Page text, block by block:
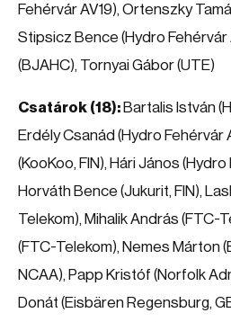
Fehérvár AV19), Ortenszky
Stipsicz Bence (Hydro Fehérvár
(BJAHC), Tornyai Gábor (UTE)
Csatárok (18): Bartalis István
Erdély Csanád (Hydro Fehérvár
(KooKoo, FIN), Hári János (Hydro
Horváth Bence (Jukurit, FIN),
Telekom), Mihalik András (FTC-
(FTC-Telekom), Nemes Márton
NCAA), Papp Kristóf (Norfolk
Donát (Eisbären Regensburg,